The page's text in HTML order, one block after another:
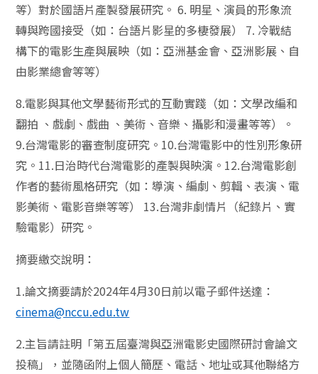
等）對於國語片產製發展研究。 6. 明星、演員的形象流
轉與跨國接受（如：台語片影星的多棲發展） 7. 冷戰結
構下的電影生產與展映（如：亞洲基金會、亞洲影展、自
由影業總會等等）
8.電影與其他文學藝術形式的互動實踐（如：文學改編和
翻拍 、戲劇、戲曲 、美術、音樂、攝影和漫畫等等）。
9.台灣電影的審查制度研究。10.台灣電影中的性別形象研
究。11.日治時代台灣電影的產製與映演。12.台灣電影創
作者的藝術風格研究（如：導演、編劇、剪輯、表演、電
影美術、電影音樂等等） 13.台灣非劇情片（紀錄片、實
驗電影）研究。
摘要繳交說明：
1.論文摘要請於2024年4月30日前以電子郵件送達：
cinema@nccu.edu.tw
2.主旨請註明「第五屆臺灣與亞洲電影史國際研討會論文
投稿」，並隨函附上個人簡歷、電話、地址或其他聯絡方